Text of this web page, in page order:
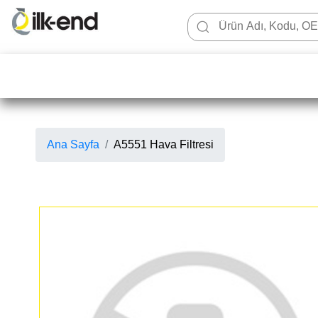
Ana Sayfa A5551 Hava Filtresi